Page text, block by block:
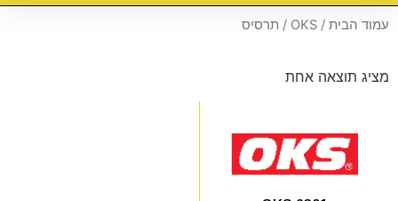
עמוד הבית /
OKS / תרסיס
מציג תוצאה אחת